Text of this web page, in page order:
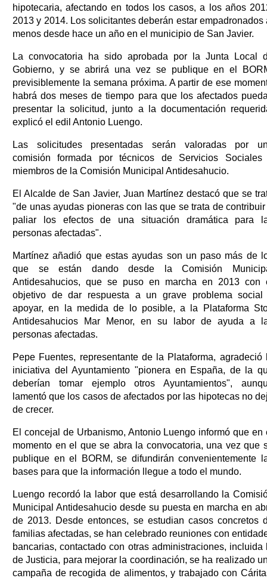
hipotecaria, afectando en todos los casos, a los años
2013 y 2014. Los solicitantes deberán estar empadronados
menos desde hace un año en el municipio de San Javier.
La convocatoria ha sido aprobada por la Junta Local
Gobierno, y se abrirá una vez se publique en el
previsiblemente la semana próxima. A partir de ese
habrá dos meses de tiempo para que los afectados
presentar la solicitud, junto a la documentación
explicó el edil Antonio Luengo.
Las solicitudes presentadas serán valoradas por
comisión formada por técnicos de Servicios Sociales
miembros de la Comisión Municipal Antidesahucio.
El Alcalde de San Javier, Juan Martínez destacó que se
"de unas ayudas pioneras con las que se trata de
paliar los efectos de una situación dramática para
personas afectadas".
Martínez añadió que estas ayudas son un paso más de
que se están dando desde la Comisión
Antidesahucios, que se puso en marcha en 2013 con
objetivo de dar respuesta a un grave problema social
apoyar, en la medida de lo posible, a la Plataforma
Antidesahucios Mar Menor, en su labor de ayuda a
personas afectadas.
Pepe Fuentes, representante de la Plataforma, agradeció
iniciativa del Ayuntamiento "pionera en España, de la
deberían tomar ejemplo otros Ayuntamientos",
lamentó que los casos de afectados por las hipotecas no
de crecer.
El concejal de Urbanismo, Antonio Luengo informó que en
momento en el que se abra la convocatoria, una vez que
publique en el BORM, se difundirán convenientemente
bases para que la información llegue a todo el mundo.
Luengo recordó la labor que está desarrollando la
Municipal Antidesahucio desde su puesta en marcha en
de 2013. Desde entonces, se estudian casos concretos
familias afectadas, se han celebrado reuniones con
bancarias, contactado con otras administraciones, incluida
de Justicia, para mejorar la coordinación, se ha realizado
campaña de recogida de alimentos, y trabajado con